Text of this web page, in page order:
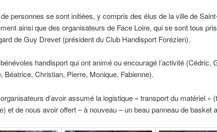
personnes se sont initiées, y compris des élus de la ville de
ainsi que des organisateurs de Face Loire, qui se sont tous
de Guy Drevet (président du Club Handisport Forézien).
handisport qui ont animé ou encouragé l’activité (Cédric,
Béatrice, Christian, Pierre, Monique, Fabienne).
d’avoir assumé la logistique « transport du matériel »
et de nous avoir offert – à nouveau – un beau panneau de basket